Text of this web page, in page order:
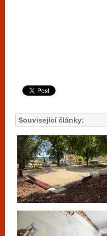
Související články: